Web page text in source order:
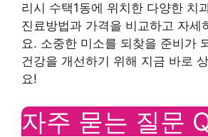
리시 수택1동에 위치한 다양한 치
진료방법과 가격을 비교하고 자세
요. 소중한 미소를 되찾을 준비가
건강을 개선하기 위해 지금 바로
요!
자주 묻는 질문